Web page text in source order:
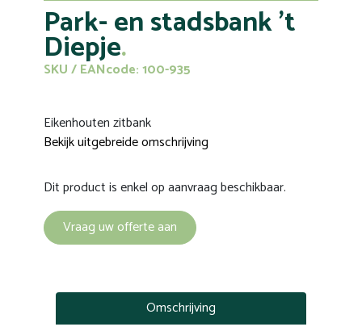
Park- en stadsbank 't
Diepje
SKU / EANcode: 100-935
Eikenhouten zitbank
Bekijk uitgebreide omschrijving
Dit product is enkel op aanvraag beschikbaar.
Vraag uw offerte aan
Omschrijving